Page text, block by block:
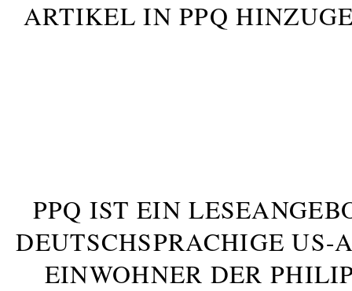
ARTIKEL IN PPQ
PPQ IST EIN
DEUTSCHSPRACHIGE US-
INWOHNER DER